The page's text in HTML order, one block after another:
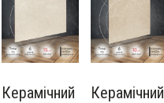
Керамічний
Керамічний